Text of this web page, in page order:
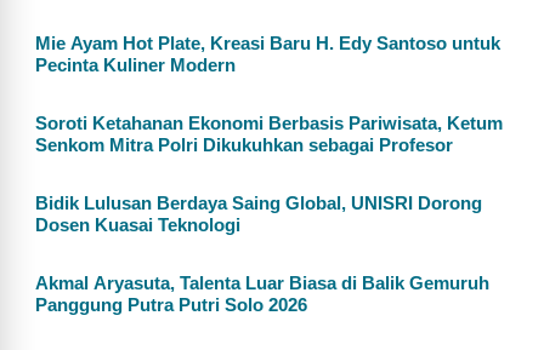
Mie Ayam Hot Plate, Kreasi Baru H. Edy Santoso untuk
Pecinta Kuliner Modern
Soroti Ketahanan Ekonomi Berbasis Pariwisata, Ketum
Senkom Mitra Polri Dikukuhkan sebagai Profesor
Bidik Lulusan Berdaya Saing Global, UNISRI Dorong
Dosen Kuasai Teknologi
Akmal Aryasuta, Talenta Luar Biasa di Balik Gemuruh
Panggung Putra Putri Solo 2026